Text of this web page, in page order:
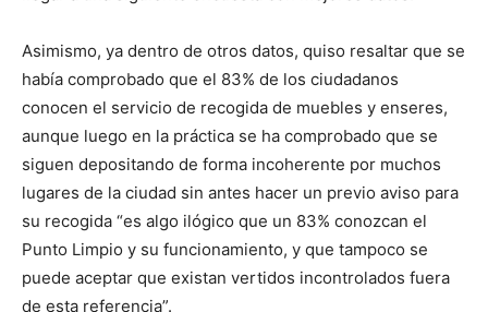
Asimismo, ya dentro de otros datos, quiso resaltar que se
había comprobado que el 83% de los ciudadanos
conocen el servicio de recogida de muebles y enseres,
aunque luego en la práctica se ha comprobado que se
siguen depositando de forma incoherente por muchos
lugares de la ciudad sin antes hacer un previo aviso para
su recogida “es algo ilógico que un 83% conozcan el
Punto Limpio y su funcionamiento, y que tampoco se
puede aceptar que existan vertidos incontrolados fuera
de esta referencia”.